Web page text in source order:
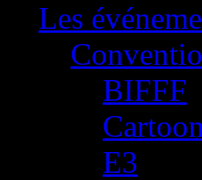
Les
BIFFF
E3